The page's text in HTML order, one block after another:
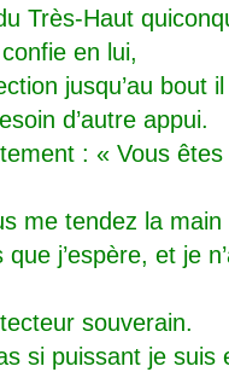
Très-Haut
en lui,
jusqu’au bout
d’autre appui.
: « Vous êtes
me tendez la main
que j’espère, et je
souverain.
si puissant je suis